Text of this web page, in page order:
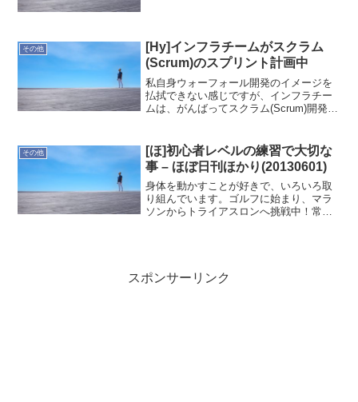
その他
[Hy]インフラチームがスクラム
(Scrum)のスプリント計画中
私自身ウォーフォール開発のイメージを
払拭できない感じですが、インフラチー
ムは、がんばってスクラム(Scrum)開発に
なので、細部で定義できていない部分が
あります。明後...
その他
[ほ]初心者レベルの練習で大切な
事 – ほぼ日刊ほかり(20130601)
身体を動かすことが好きで、いろいろ取
り組んでいます。ゴルフに始まり、マラ
ソンからトライアスロンへ挑戦中！常日
スポンサーリンク